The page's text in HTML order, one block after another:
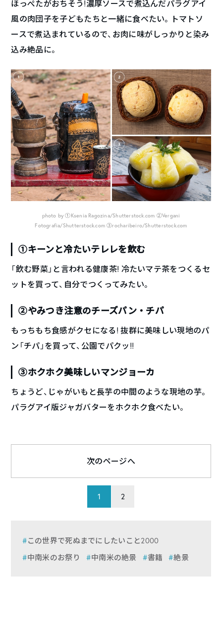
ほっぺたがおちそう!濃厚ソースで煮込んだパラグアイ
風の肉団子を子どもたちと一緒に食べたい。トマトソ
ースで煮込まれているので、お肉に味がしっかりと染み
込み絶品に。
photo by ①Ksenia Ragozina/Shutterstock.com ②Vergani
Fotografia/Shutterstock.com ③rocharibeiro/Shutterstock.com
①キーンと冷たいテレレを飲む
「飲む野菜」と言われる健康茶! 冷たいマテ茶をつくるセ
ットを買って、自分でつくってみたい。
②やみつき注意のチーズパン・チパ
もっちもち食感がクセになる! 抜群に美味しい現地のパ
ン「チパ」を買って、公園でパクッ!!
③ホクホク美味しいマンジョーカ
ちょうど、じゃがいもと長芋の中間のような現地の芋。
パラグアイ版ジャガバターをホクホク食べたい。
1 2
次のページへ
この世界で死ぬまでにしたいこと2000
中南米のお祭り
中南米の絶景 書籍 絶景